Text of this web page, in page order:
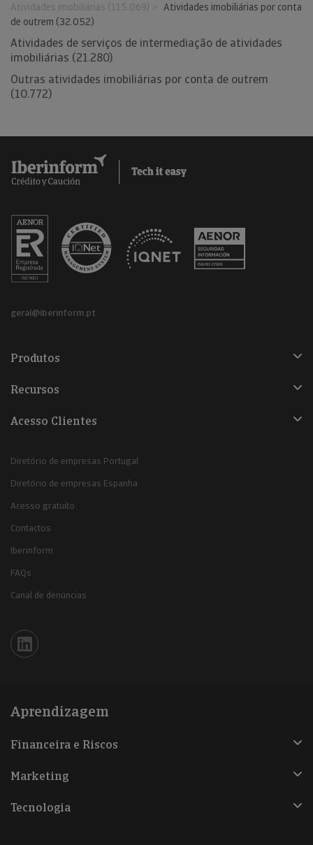
Atividades imobiliárias (115.069)
Atividades imobiliárias por conta
de outrem (32.052)
Atividades de serviços de intermediação de atividades
imobiliárias (21.280)
Outras atividades imobiliárias por conta de outrem
(10.772)
geral@iberinform.pt
Produtos
Recursos
Acesso Clientes
Diretório de empresas Portugal
Diretório de empresas Espanha
Acesso gratuito
Contactos
Iberinform
FAQs
Canal de denúncias
Iberinform en Linkedin
Aprendizagem
Financeira e Riscos
Marketing
Tecnologia